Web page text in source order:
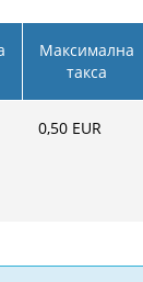
Максимална
такса
0,50 EUR